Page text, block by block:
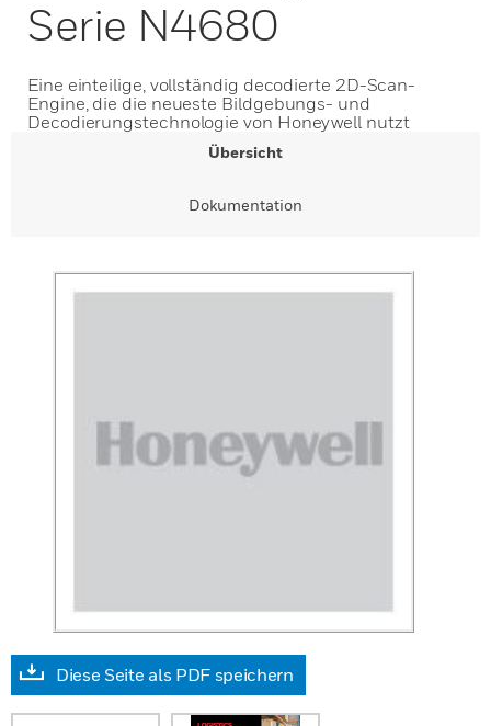
Serie N4680
Eine einteilige, vollständig decodierte 2D-Scan-
Engine, die die neueste Bildgebungs- und
Decodierungstechnologie von Honeywell nutzt
Übersicht
Dokumentation
Diese Seite als PDF speichern